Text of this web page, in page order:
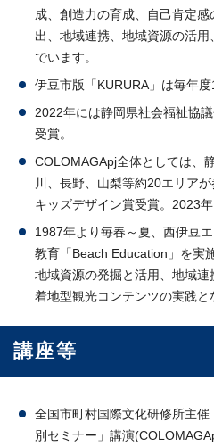
成、創造力の育成、自己肯定
出、地域連携、地域資源の活
でいます。
伊豆市版「KURURA」は毎年
2022年には静岡県社会福祉
受賞。
COLOMAGApj全体としては、
川、長野、山梨等約20エリア
キッズデザイン賞受賞。2023
1987年より毎春～夏、西伊豆
教育「Beach Education」を実
地域資源の発掘と活用、地域連
着地型観光コンテンツの実践と
講座等
全国市町村国際文化研修所主
別セミナー」講演